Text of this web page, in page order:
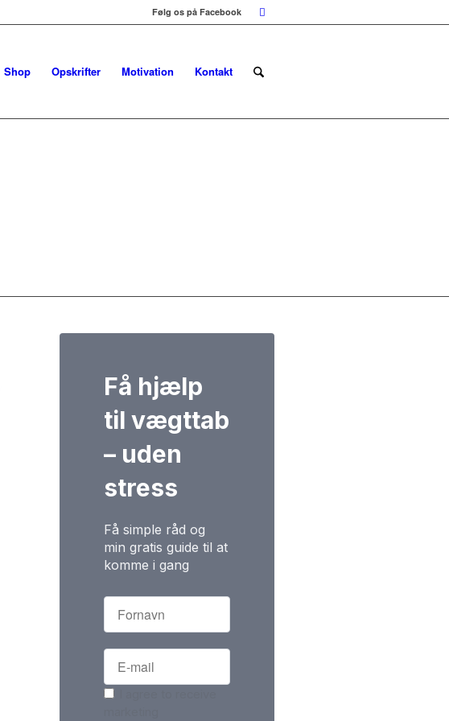
Følg os på Facebook
Shop Opskrifter Motivation Kontakt
Få hjælp
til vægttab
– uden
stress
Få simple råd og
min gratis guide til at
komme i gang